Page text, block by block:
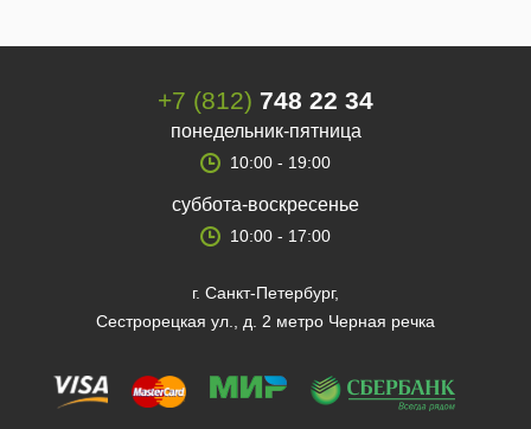
+7 (812) 748 22 34
понедельник-пятница
10:00 - 19:00
суббота-воскресенье
10:00 - 17:00
г. Санкт-Петербург,
Сестрорецкая ул., д. 2 метро Черная речка